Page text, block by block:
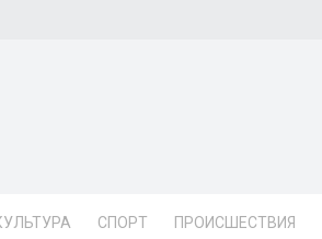
СПОРТ ПРОИСШЕСТВИЯ